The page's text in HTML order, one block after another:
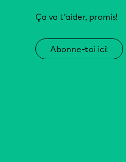
Ça va t’aider, promis!
Abonne-toi ici!